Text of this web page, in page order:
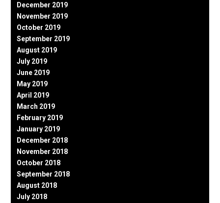
December 2019
November 2019
October 2019
September 2019
August 2019
July 2019
June 2019
May 2019
April 2019
March 2019
February 2019
January 2019
December 2018
November 2018
October 2018
September 2018
August 2018
July 2018